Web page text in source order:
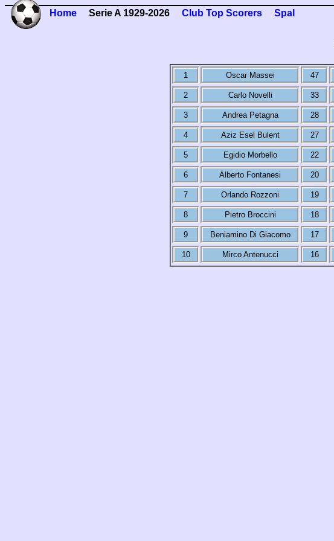
Home Serie A 1929-2026 Club Top Scorers Spal
1 Oscar Massei 47
2 Carlo Novelli 33
3 Andrea Petagna 28
4 Aziz Esel Bulent 27
5 Egidio Morbello 22
6 Alberto Fontanesi 20
7 Orlando Rozzoni 19
8 Pietro Broccini 18
9 Beniamino Di Giacomo 17
10 Mirco Antenucci 16